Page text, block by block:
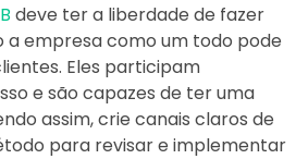
deve ter a liberdade de fazer
a empresa como um todo pode
Eles participam
e são capazes de ter uma
assim, crie canais claros de
para revisar e implementar